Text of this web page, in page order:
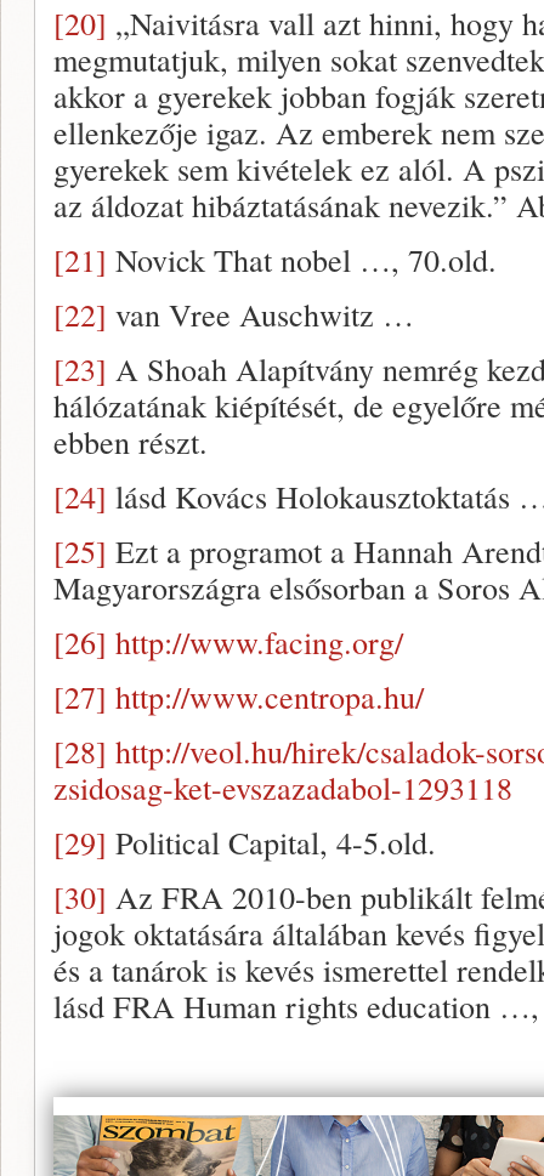
[20] „Naivitásra vall azt hinni, hogy
megmutatjuk, milyen sokat
akkor a gyerekek jobban fogják
ellenkezője igaz. Az emberek nem
gyerekek sem kivételek ez alól. A
az áldozat hibáztatásának nevezik.”
[21] Novick That nobel …, 70.old.
[22] van Vree Auschwitz …
[23] A Shoah Alapítvány nemrég
hálózatának kiépítését, de egyelőre
ebben részt.
[24] lásd Kovács Holokausztoktatás
[25] Ezt a programot a Hannah
Magyarországra elsősorban a Soros
[26] http://www.facing.org/
[27] http://www.centropa.hu/
[28] http://veol.hu/hirek/csaladok-
zsidosag-ket-evszazadabol-1293118
[29] Political Capital, 4-5.old.
[30] Az FRA 2010-ben publikált
jogok oktatására általában kevés
és a tanárok is kevés ismerettel
lásd FRA Human rights education